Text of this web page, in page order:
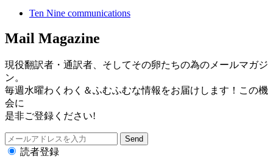
Ten Nine communications
Mail Magazine
現役翻訳者・通訳者、そしてその卵たちの為のメールマガジ
ン。
毎週水曜わくわく＆ふむふむな情報をお届けします！この機
会に
是非ご登録ください!
読者登録